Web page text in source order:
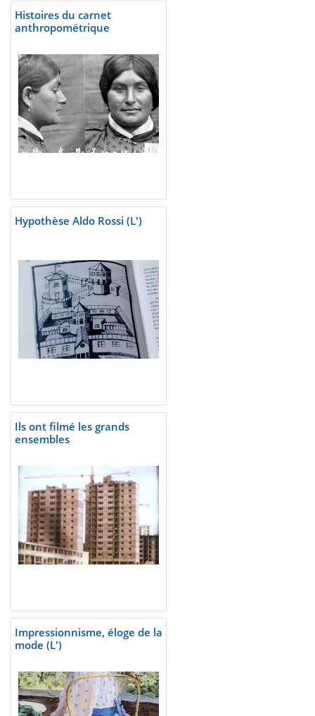
Histoires du carnet
anthropométrique
Hypothèse Aldo Rossi (L')
Ils ont filmé les grands
ensembles
Impressionnisme, éloge de la
mode (L')